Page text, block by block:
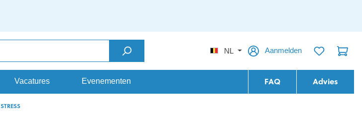
NL Aanmelden
Vacatures Evenementen FAQ Advies
STRESS